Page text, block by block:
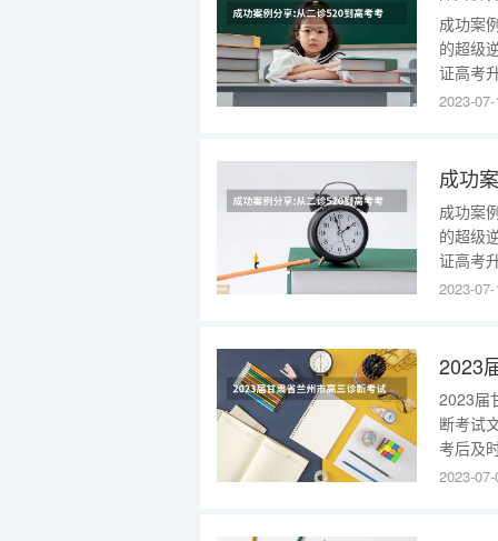
成功案
的超级
证高考
都二诊
2023-
成功案
的超级
证高考
都二诊
2023-
2023届
断考试
考后及
缺、弥
2023-